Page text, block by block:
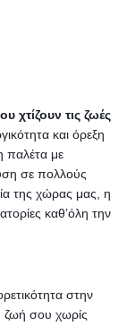
χτίζουν τις ζωές
και όρεξη
παλέτα με
σε πολλούς
της χώρας μας, η
καθ’όλη την
στην
ζωή σου χωρίς